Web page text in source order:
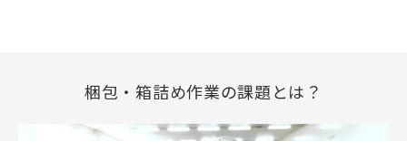
梱包・箱詰め作業の課題とは？